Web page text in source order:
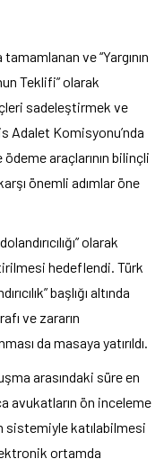
ve “Yargının
Teklifi” olarak
sadeleştirmek ve
Adalet Komisyonu’nda
araçlarının bilinçli
önemli adımlar öne
olarak
hedeflendi. Türk
başlığı altında
ve zararın
da masaya yatırıldı.
arasındaki süre en
avukatların ön inceleme
sistemiyle katılabilmesi
ortamda